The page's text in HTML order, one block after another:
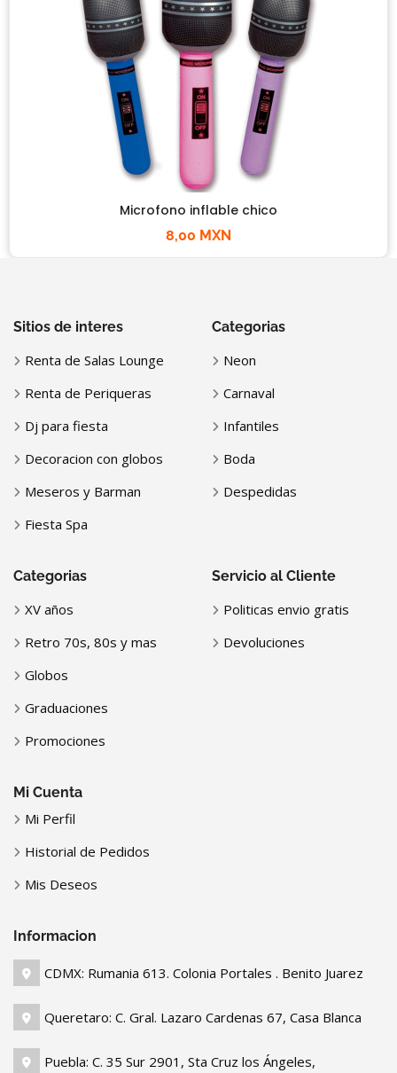
Microfono inflable chico
8,00 MXN
Sitios de interes
Renta de Salas Lounge
Renta de Periqueras
Dj para fiesta
Decoracion con globos
Meseros y Barman
Fiesta Spa
Categorias
Neon
Carnaval
Infantiles
Boda
Despedidas
Categorias
XV años
Retro 70s, 80s y mas
Globos
Graduaciones
Promociones
Servicio al Cliente
Politicas envio gratis
Devoluciones
Mi Cuenta
Mi Perfil
Historial de Pedidos
Mis Deseos
Informacion
CDMX: Rumania 613. Colonia Portales . Benito Juarez
Queretaro: C. Gral. Lazaro Cardenas 67, Casa Blanca
Puebla: C. 35 Sur 2901, Sta Cruz los Ángeles,